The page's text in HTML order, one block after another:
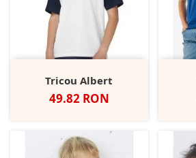
Tricou Albert
Pret
49.82 RON